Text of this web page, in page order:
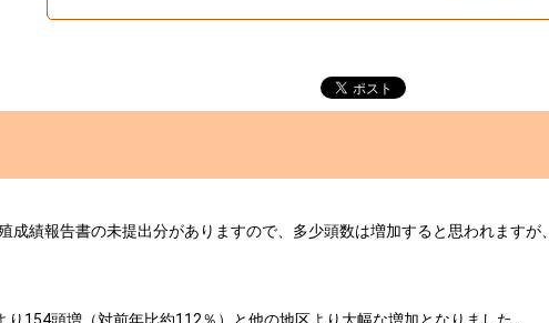
成績報告書の未提出分がありますので、多少頭数は増加すると思われます